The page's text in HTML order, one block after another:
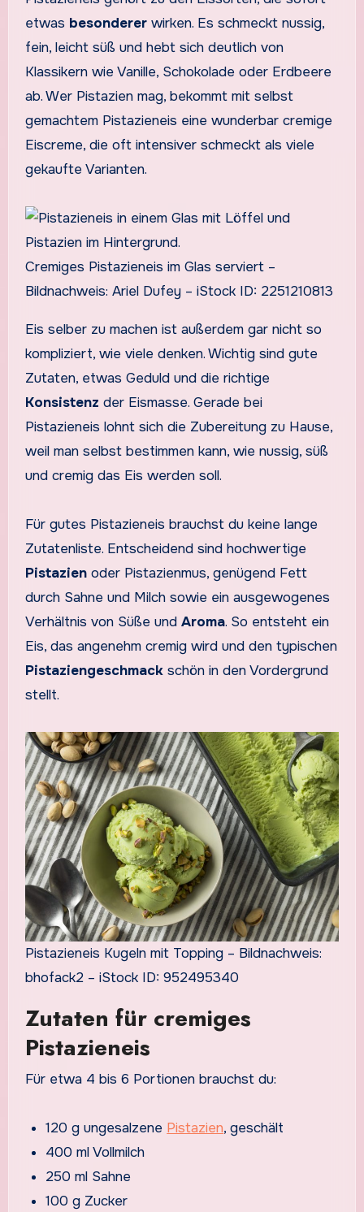
etwas besondererwirken. Es schmeckt nussig,
fein, leicht süß und hebt sich deutlich von
Klassikern wie Vanille, Schokolade oder Erdbeere
ab. Wer Pistazien mag, bekommt mit selbst
gemachtem Pistazieneis eine wunderbar cremige
Eiscreme, die oft intensiver schmeckt als viele
gekaufte Varianten.
Cremiges Pistazieneis im Glas serviert –
Bildnachweis: Ariel Dufey – iStock ID: 2251210813
Eis selber zu machen ist außerdem gar nicht so
kompliziert, wie viele denken. Wichtig sind gute
Zutaten, etwas Geduld und die richtige
Konsistenz der Eismasse. Gerade bei
Pistazieneis lohnt sich die Zubereitung zu Hause,
weil man selbst bestimmen kann, wie nussig, süß
und cremig das Eis werden soll.
Für gutes Pistazieneis brauchst du keine lange
Zutatenliste. Entscheidend sind hochwertige
Pistazienoder Pistazienmus, genügend Fett
durch Sahne und Milch sowie ein ausgewogenes
Verhältnis von Süße und Aroma. So entsteht ein
Eis, das angenehm cremig wird und den typischen
Pistaziengeschmackschön in den Vordergrund
stellt.
Pistazieneis Kugeln mit Topping – Bildnachweis:
bhofack2 – iStock ID: 952495340
Zutaten für cremiges
Pistazieneis
Für etwa 4 bis 6 Portionen brauchst du:
120 g ungesalzene Pistazien, geschält
400 ml Vollmilch
250 ml Sahne
100 g Zucker